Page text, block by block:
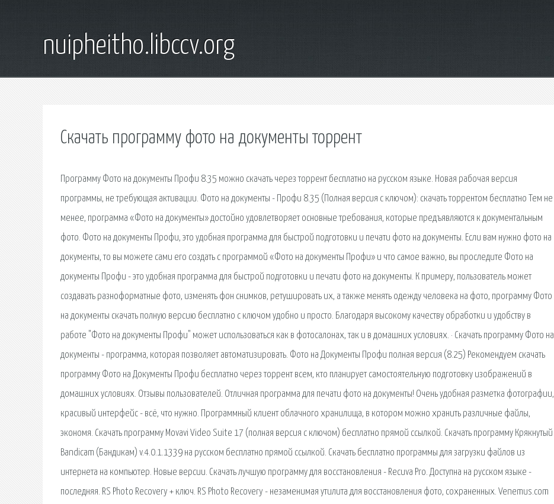
nuipheitho.libccv.org
Скачать программу фото на документы торрент
Программу Фото на документы Профи 8.35 можно скачать через торрент бесплатно на русском языке. Новая рабочая версия
программы, не требующая активации. Фото на документы - Профи 8.35 (Полная версия с ключом): скачать торрентом бесплатно Тем не
менее, программа «Фото на документы» достойно удовлетворяет основные требования, которые предъявляются к документальным
фото. Фото на документы Профи, это удобная программа для быстрой подготовки и печати фото на документы. Если вам нужно фото на
документы, то вы можете сами его создать с программой «Фото на документы Профи» и что самое важно, вы проследите Фото на
документы Профи - это удобная программа для быстрой подготовки и печати фото на документы. К примеру, пользователь может
создавать разноформатные фото, изменять фон снимков, ретушировать их, а также менять одежду человека на фото, программу Фото
на документы скачать полную версию бесплатно с ключом удобно и просто. Благодаря высокому качеству обработки и удобству в
работе "Фото на документы Профи" может использоваться как в фотосалонах, так и в домашних условиях. · Скачать программу Фото на
документы - программа, которая позволяет автоматизировать. Фото на Документы Профи полная версия (8.25) Рекомендуем скачать
программу Фото на Документы Профи бесплатно через торрент всем, кто планирует самостоятельную подготовку изображений в
домашних условиях. Отзывы пользователей. Отличная программа для печати фото на документы! Очень удобная разметка фотографии,
красивый интерфейс - всё, что нужно. Программный клиент облачного хранилища, в котором можно хранить различные файлы,
экономя. Скачать программу Movavi Video Suite 17 (полная версия c ключом) бесплатно прямой ссылкой. Скачать программу Крякнутый
Bandicam (Бандикам) v.4.0.1.1339 на русском бесплатно прямой ссылкой. Скачать бесплатно программы для загрузки файлов из
интернета на компьютер. Новые версии. Скачать лучшую программу для восстановления - Recuva Pro. Доступна на русском языке -
последняя. RS Photo Recovery + ключ. RS Photo Recovery - незаменимая утилита для восстановления фото, сохраненных. Venemus.com